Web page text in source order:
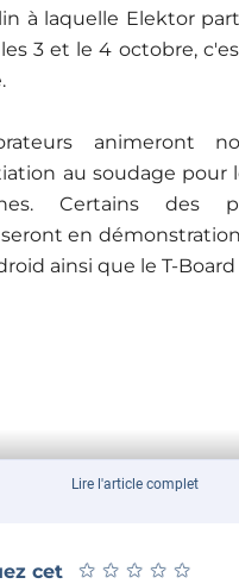
à laquelle Elektor
3 et le 4 octobre,
animeront
au soudage pour
Certains des
en
ainsi que le T-Board
Lire l'article complet
cet
★ ★ ★ ★ ★
★ ★ ★ ★ ★